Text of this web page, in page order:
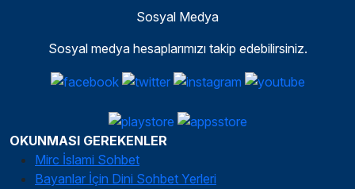
Sosyal Medya
Sosyal medya hesaplarımızı takip edebilirsiniz.
OKUNMASI GEREKENLER
Mirc İslami Sohbet
Bayanlar İçin Dini Sohbet Yerleri